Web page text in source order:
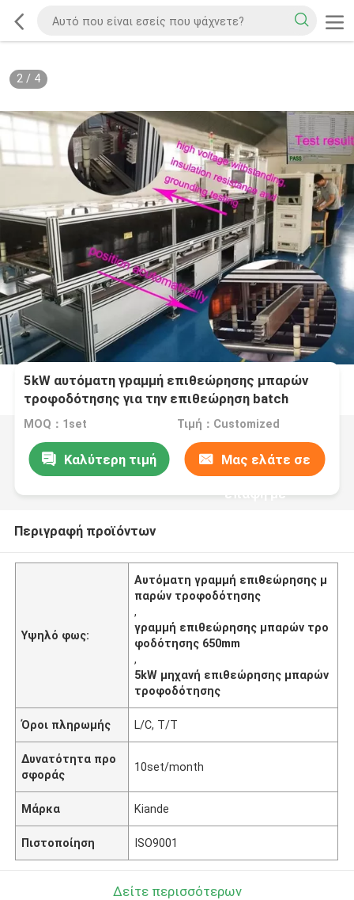
2/ 4
5kW αυτόματη γραμμή επιθεώρησης μπαρών
τροφοδότησης για την επιθεώρηση batch
MOQ：1set Τιμή：Customized
Καλύτερη τιμή Μας ελάτε σε
επαφή με
Περιγραφή προϊόντων
Υψηλό φως:
Αυτόματη γραμμή επιθεώρησης μ
παρών τροφοδότησης
,
γραμμή επιθεώρησης μπαρών τρο
φοδότησης 650mm
,
5kW μηχανή επιθεώρησης μπαρών
τροφοδότησης
Όροι πληρωμής L/C, T/T
Δυνατότητα προ
σφοράς
10set/month
Μάρκα Kiande
Πιστοποίηση ISO9001
Δείτε περισσότερων